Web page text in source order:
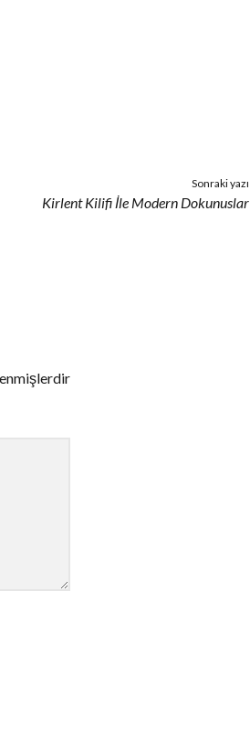
Sonraki yazı
Kirlent Kilifi İle Modern Dokunuslar